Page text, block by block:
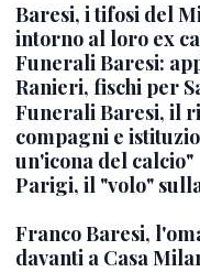
Baresi, i tifosi del
intorno al loro ex
Funerali Baresi:
Ranieri, fischi per
Funerali Baresi, il
compagni e
un'icona del calcio"
Parigi, il "volo"
Franco Baresi,
davanti a Casa